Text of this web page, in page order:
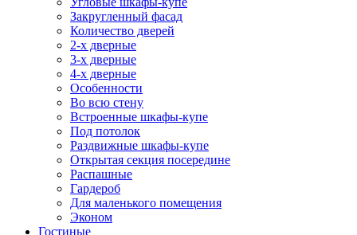
Закругленный фасад
Количество дверей
2-х дверные
3-х дверные
4-х дверные
Особенности
Во всю стену
Встроенные шкафы-купе
Под потолок
Раздвижные шкафы-купе
Открытая секция посередине
Распашные
Гардероб
Для маленького помещения
Эконом
Гостиные